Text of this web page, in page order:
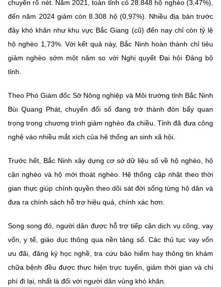
Vietnamese English
MINISTRY OF SCIENCE AND TECHNOLOGY
Điều khoản sử dụng Theo dõi MST: Góp ý
Cơ quan chủ quản: Bộ Khoa học và Công nghệ (MST)
Giám đốc Trung tâm Truyền thông Khoa học và Công nghệ.
Liên hệ
Địa chỉ: Ban Biên tập Cổng TTĐT - 18 Nguyễn Du, TP. Hà Nội
(Ghi rõ nguồn "https://mst.gov.vn" khi phát hành lại thông tin từ
website này)
chuyển rõ nét. Năm 2021, toàn tỉnh có 28.848 hộ nghèo (3,47%),
đến năm 2024 giảm còn 8.308 hộ (0,97%). Nhiều địa bàn trước
đây khó khăn như khu vực Bắc Giang (cũ) đến nay chỉ còn tỷ lệ
hộ nghèo 1,73%. Với kết quả này, Bắc Ninh hoàn thành chỉ tiêu
giảm nghèo sớm một năm so với Nghị quyết Đại hội Đảng bộ
tỉnh.
Theo Phó Giám đốc Sở Nông nghiệp và Môi trường tỉnh Bắc Ninh
Bùi Quang Phát, chuyển đổi số đang trở thành đòn bẩy quan
trọng trong chương trình giảm nghèo đa chiều. Tỉnh đã đưa công
nghệ vào nhiều mắt xích của hệ thống an sinh xã hội.
Trước hết, Bắc Ninh xây dựng cơ sở dữ liệu số về hộ nghèo, hộ
cận nghèo và hộ mới thoát nghèo. Hệ thống cập nhật theo thời
gian thực giúp chính quyền theo dõi sát đời sống từng hộ dân và
đưa ra chính sách hỗ trợ hiệu quả, chính xác hơn.
Song song đó, người dân được hỗ trợ tiếp cận dịch vụ công, vay
vốn, y tế, giáo dục thông qua nền tảng số. Các thủ tục vay vốn
ưu đãi, đăng ký học nghề, tra cứu bảo hiểm hay thông tin khám
chữa bệnh đều được thực hiện trực tuyến, giảm thời gian và chi
phí đi lại, nhất là đối với người dân vùng khó khăn.